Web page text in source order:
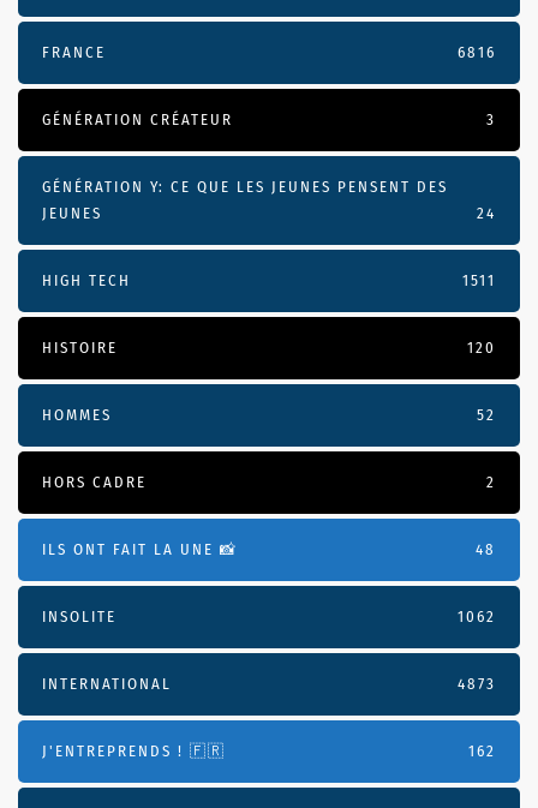
FRANCE 6816
GÉNÉRATION CRÉATEUR 3
GÉNÉRATION Y: CE QUE LES JEUNES PENSENT DES
JEUNES
24
HIGH TECH 1511
HISTOIRE 120
HOMMES 52
HORS CADRE 2
ILS ONT FAIT LA UNE 📸 48
INSOLITE 1062
INTERNATIONAL 4873
J'ENTREPRENDS ! 🇫🇷 162